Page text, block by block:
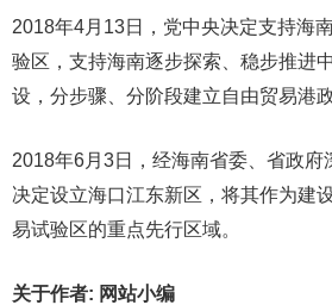
2018年4月13日，党中央决定支持海
验区，支持海南逐步探索、稳步推进
设，分步骤、分阶段建立自由贸易港
2018年6月3日，经海南省委、省政府
决定设立海口江东新区，将其作为建
易试验区的重点先行区域。
关于作者: 网站小编